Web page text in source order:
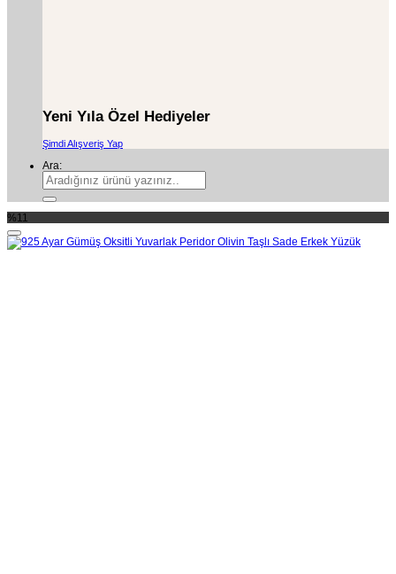
Yeni Yıla Özel Hediyeler
Şimdi Alışveriş Yap
Ara:
%11
Add to wishlist